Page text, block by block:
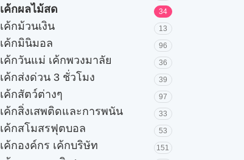
เค้กผลไม้สด 34
เค้กม้วนเงิน 13
เค้กมินิมอล 96
เค้กวันแม่ เค้กพวงมาลัย 36
เค้กส่งด่วน 3 ชั่วโมง 39
เค้กสัตว์ต่างๆ 97
เค้กสิ่งเสพติดและการพนัน 33
เค้กสโมสรฟุตบอล 53
เค้กองค์กร เค้กบริษัท 151